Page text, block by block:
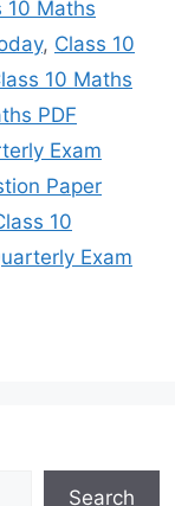
10 Maths
, Class 10
10 Maths
PDF
Exam
Paper
10
Exam
Search